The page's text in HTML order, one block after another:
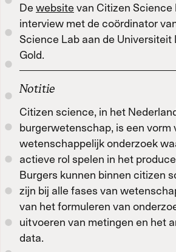
De website van Citizen Science
interview met de coördinator
Science Lab aan de
Gold.
Notitie
Citizen science, in het
burgerwetenschap, is een vorm
wetenschappelijk onderzoek
actieve rol spelen in het
Burgers kunnen binnen citizen
zijn bij alle fases van
van het formuleren van
uitvoeren van metingen en het
data.